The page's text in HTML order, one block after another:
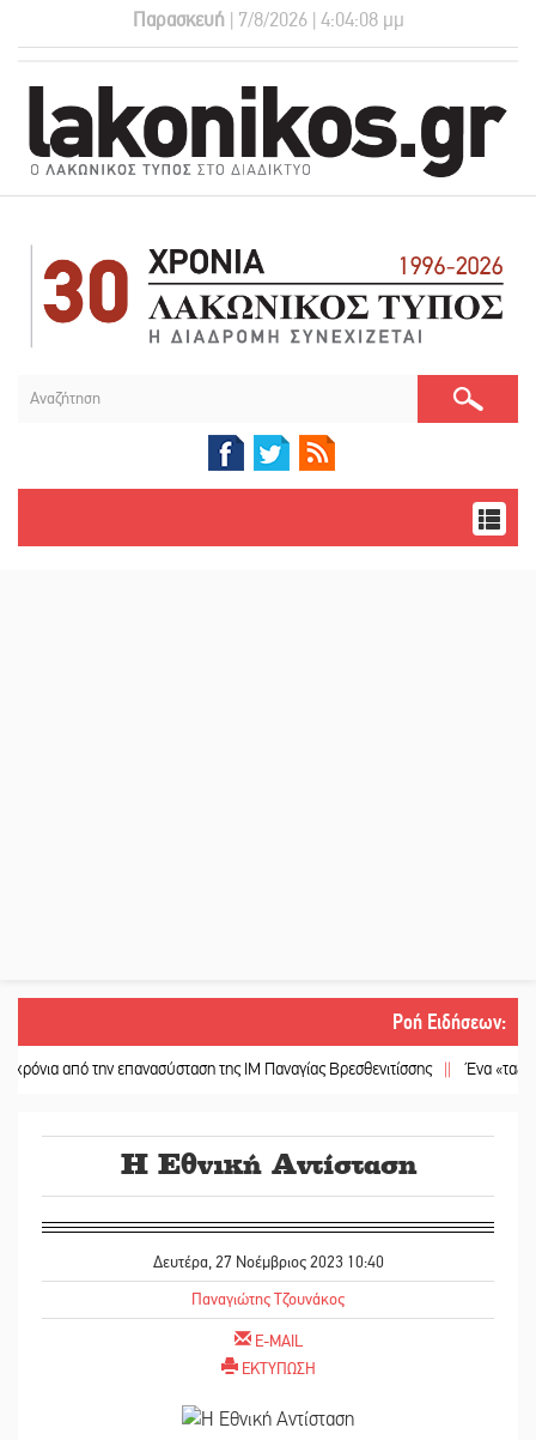
Παρασκευή | 7/8/2026 | 4:04:09 μμ
Ροή Ειδήσεων:
την επανασύσταση της ΙΜ Παναγίας Βρεσθενιτίσσης || Ένα «ταξίδι»
Η Εθνική Αντίσταση
Δευτέρα, 27 Νοέμβριος 2023 10:40
Παναγιώτης Τζουνάκος
E-MAIL
ΕΚΤΥΠΩΣΗ